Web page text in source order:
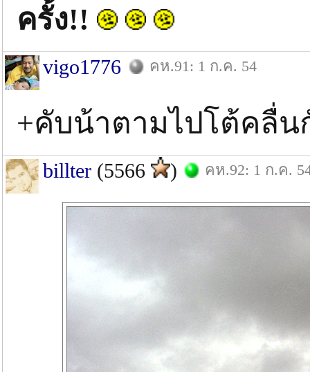
ครั้ง!!
vigo1776 คห.91: 1 ก.ค. 54
+คับน้าตามไปโต้คลื่
billter (5566 ) คห.92: 1 ก.ค.